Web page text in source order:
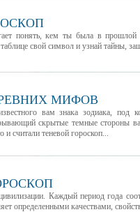
понять, кем ты была в
свой символ и узнай тайны,
МИФОВ
вам знака зодиака, под
скрытые темные стороны
и считали теневой гороскоп...
цивилизации. Каждый период года
определенными качествами,